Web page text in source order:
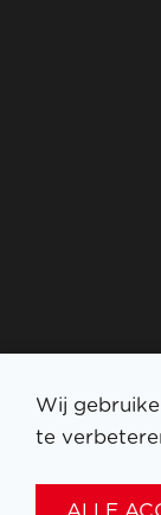
Wij
te
ALLE